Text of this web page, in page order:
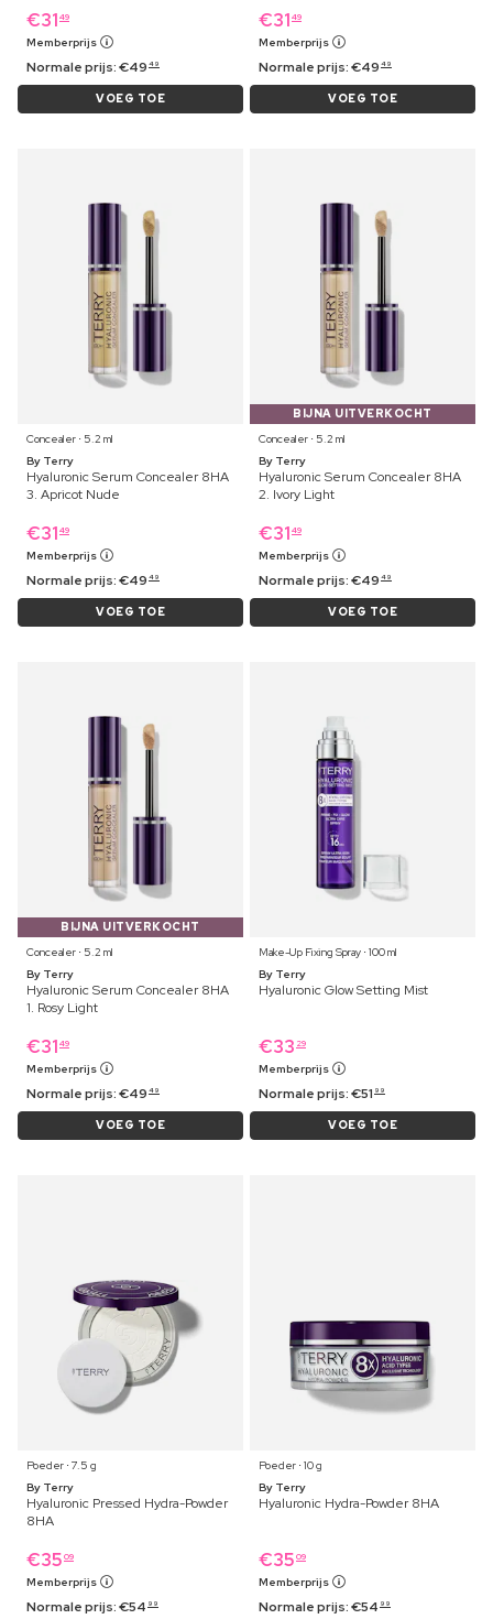
€31 49
Memberprijs
Normale prijs:€49 49
VOEG TOE
€31 49
Memberprijs
Normale prijs:€49 49
VOEG TOE
Concealer ⋅ 5.2 ml
By Terry
Hyaluronic Serum Concealer 8HA
3. Apricot Nude
€31 49
Memberprijs
Normale prijs:€49 49
VOEG TOE
BIJNA UITVERKOCHT
Concealer ⋅ 5.2 ml
By Terry
Hyaluronic Serum Concealer 8HA
2. Ivory Light
€31 49
Memberprijs
Normale prijs:€49 49
VOEG TOE
BIJNA UITVERKOCHT
Concealer ⋅ 5.2 ml
By Terry
Hyaluronic Serum Concealer 8HA
1. Rosy Light
€31 49
Memberprijs
Normale prijs:€49 49
VOEG TOE
Make-Up Fixing Spray ⋅ 100 ml
By Terry
Hyaluronic Glow Setting Mist
€33 29
Memberprijs
Normale prijs:€51 99
VOEG TOE
Poeder ⋅ 7.5 g
By Terry
Hyaluronic Pressed Hydra-Powder
8HA
€35 09
Memberprijs
Normale prijs:€54 99
Poeder ⋅ 10 g
By Terry
Hyaluronic Hydra-Powder 8HA
€35 09
Memberprijs
Normale prijs:€54 99